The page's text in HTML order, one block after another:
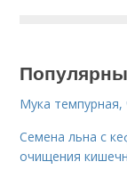
Мука темпурная,
Семена льна с
очищения